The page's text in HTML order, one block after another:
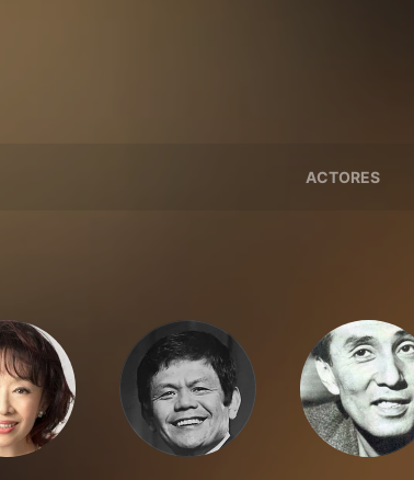
ACTORES